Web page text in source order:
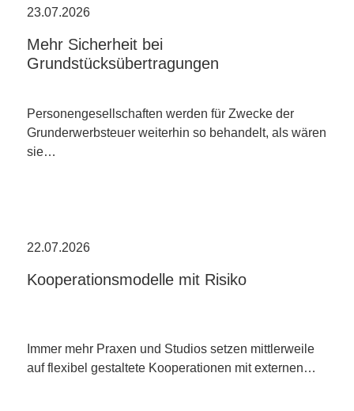
23.07.2026
Mehr Sicherheit bei
Grundstücksübertragungen
Personengesellschaften werden für Zwecke der
Grunderwerbsteuer weiterhin so behandelt, als wären
sie…
22.07.2026
Kooperationsmodelle mit Risiko
Immer mehr Praxen und Studios setzen mittlerweile
auf flexibel gestaltete Kooperationen mit externen…